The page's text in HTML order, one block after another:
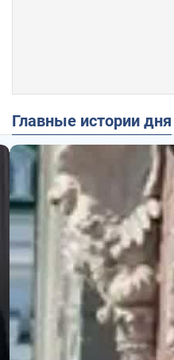
Главные истории дня